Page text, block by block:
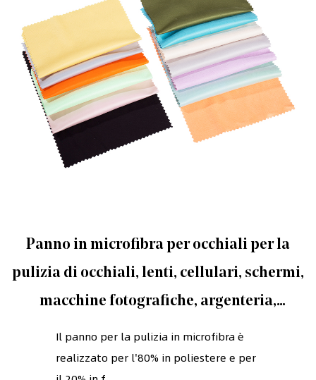
Panno in microfibra per occhiali per la
pulizia di occhiali, lenti, cellulari, schermi,
macchine fotografiche, argenteria,
qualsiasi altra superficie delicata
Il panno per la pulizia in microfibra è
realizzato per l'80% in poliestere e per